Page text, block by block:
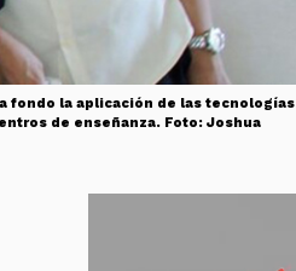
fondo la aplicación de las tecnologías
de enseñanza. Foto: Joshua